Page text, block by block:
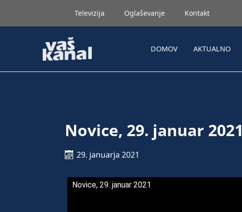
Televizija Oglaševanje Kontakt
DOMOV AKTUALNO
Novice, 29. januar 2021
29. januarja 2021
Novice, 29. januar 2021